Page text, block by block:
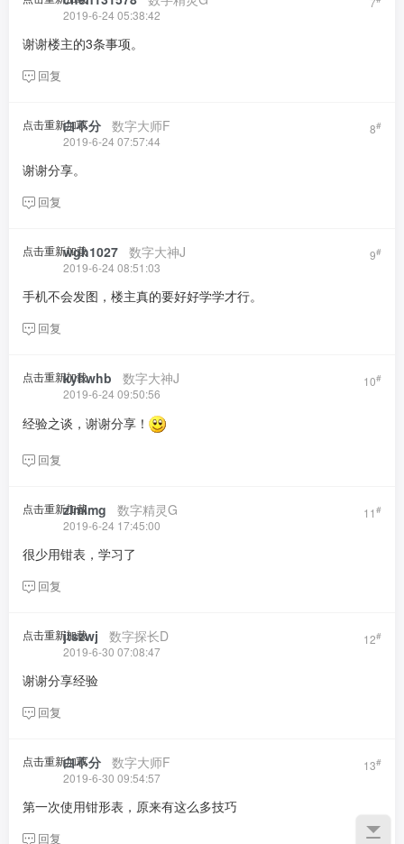
2019-6-24 05:38:42
谢谢楼主的3条事项。
回复
点击重新加载 8#
白不分 数字大师F
2019-6-24 07:57:44
谢谢分享。
回复
点击重新加载 9#
wgh1027 数字大神J
2019-6-24 08:51:03
手机不会发图，楼主真的要好好学学才行。
回复
点击重新加载 10#
kyhwhb 数字大神J
2019-6-24 09:50:56
经验之谈，谢谢分享！
回复
点击重新加载 11 #
zlmimg 数字精灵G
2019-6-24 17:45:00
很少用钳表，学习了
回复
点击重新加载 12#
jtszwj 数字探长D
2019-6-30 07:08:47
谢谢分享经验
回复
点击重新加载 13#
白不分 数字大师F
2019-6-30 09:54:57
第一次使用钳形表，原来有这么多技巧
回复